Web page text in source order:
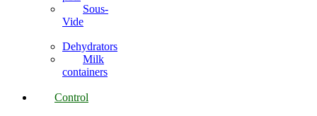
Sous-
Vide
Dehydrators
Milk
containers
Control